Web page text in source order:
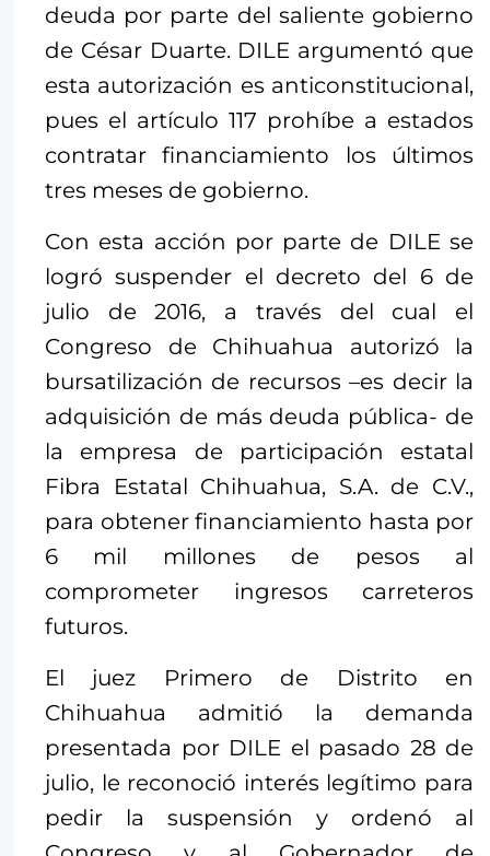
deuda por parte del saliente gobierno
de César Duarte. DILE argumentó que
esta autorización es anticonstitucional,
pues el artículo 117 prohíbe a estados
contratar financiamiento los últimos
tres meses de gobierno.
Con esta acción por parte de DILE se
logró suspender el decreto del 6 de
julio de 2016, a través del cual el
Congreso de Chihuahua autorizó la
bursatilización de recursos –es decir la
adquisición de más deuda pública- de
la empresa de participación estatal
Fibra Estatal Chihuahua, S.A. de C.V.,
para obtener financiamiento hasta por
6 mil millones de pesos al
comprometer ingresos carreteros
futuros.
El juez Primero de Distrito en
Chihuahua admitió la demanda
presentada por DILE el pasado 28 de
julio, le reconoció interés legítimo para
pedir la suspensión y ordenó al